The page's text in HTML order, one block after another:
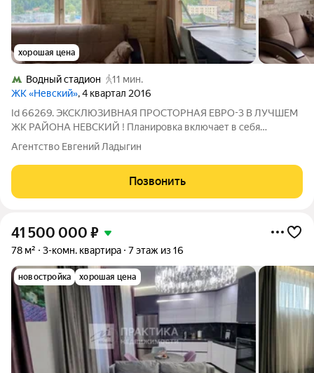
хорошая цена
Водный стадион
11 мин.
ЖК «Невский», 4 квартал 2016
Id 66269. ЭКСКЛЮЗИВНАЯ ПРОСТОРНАЯ ЕВРО-3 В ЛУЧШЕМ
ЖК РАЙОНА НЕВСКИЙ ! Планировка включает в себя
изолированную спальную комнату с большой гардеробной в
отдельной комнате, просторную кухню-гостиную, два санузла
и отдельную постирочную комнату. Вся
Агентство Евгений Ладыгин
Позвонить
41 500 000 ₽
78 м² 3-комн. квартира 7 этаж из 16
новостройка хорошая цена